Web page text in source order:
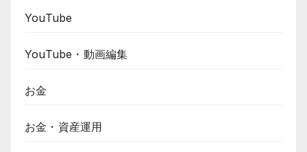
YouTube
YouTube・動画編集
お金
お金・資産運用